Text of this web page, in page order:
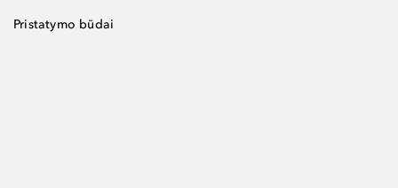
Pristatymo būdai